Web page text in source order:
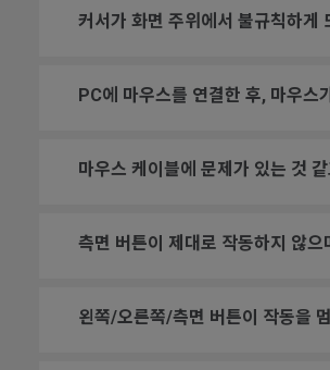
커서가 화면 주위에서 불규칙하게
PC에 마우스를 연결한 후, 마우스
마우스 케이블에 문제가 있는 것
측면 버튼이 제대로 작동하지 않
왼쪽/오른쪽/측면 버튼이 작동을